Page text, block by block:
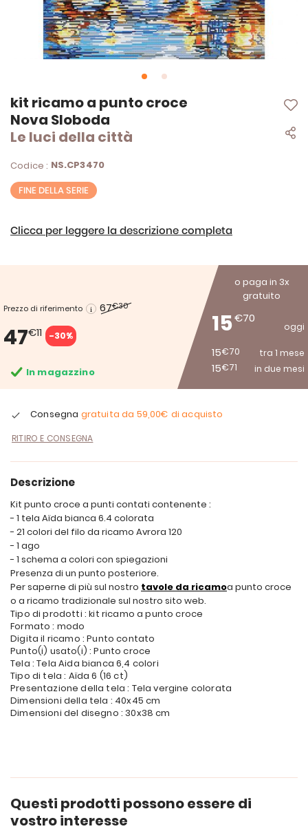
kit ricamo a punto croce
Nova Sloboda
Le luci della città
Codice : NS.CP3470
FINE DELLA SERIE
Clicca per leggere la descrizione completa
Prezzo di riferimento 67€30
47€11 -30%
o paga in 3x
gratuito
15€70
oggi
15€70 tra 1 mese
15€71 in due mesi
In magazzino
Consegna gratuita da 59,00€ di acquisto
RITIRO E CONSEGNA
Vai
all'inizio
della
galleria
immagini
Descrizione
Kit punto croce a punti contati contenente :
- 1 tela Aïda bianca 6.4 colorata
- 21 colori del filo da ricamo Avrora 120
- 1 ago
- 1 schema a colori con spiegazioni
Presenza di un punto posteriore.
Per saperne di più sul nostro tavole da ricamoa punto croce
o a ricamo tradizionale sul nostro sito web.
Tipo di prodotti : kit ricamo a punto croce
Formato : modo
Digita il ricamo : Punto contato
Punto(i) usato(i) : Punto croce
Tela : Tela Aida bianca 6,4 colori
Tipo di tela : Aïda 6 (16 ct)
Presentazione della tela : Tela vergine colorata
Dimensioni della tela : 40x45 cm
Dimensioni del disegno : 30x38 cm
Questi prodotti possono essere di
vostro interesse